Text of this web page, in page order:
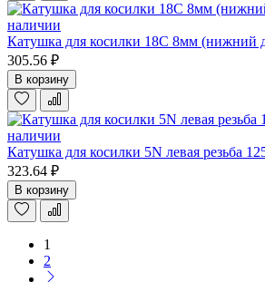
наличии
Катушка для косилки 18С 8мм (нижний
305.56 ₽
В корзину
наличии
Катушка для косилки 5N левая резьба
323.64 ₽
В корзину
1
2